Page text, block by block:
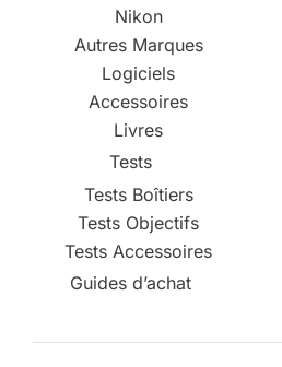
Nikon
Autres Marques
Logiciels
Accessoires
Livres
Tests
Tests Boîtiers
Tests Objectifs
Tests Accessoires
Guides d’achat